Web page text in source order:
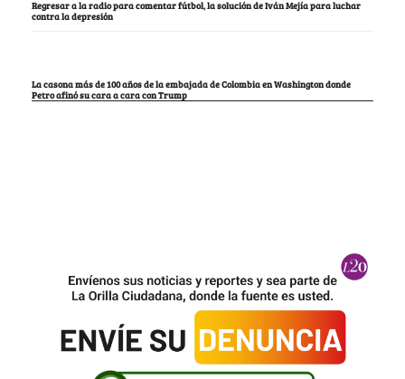
Regresar a la radio para comentar fútbol, la solución de Iván Mejía para luchar
contra la depresión
La casona más de 100 años de la embajada de Colombia en Washington donde
Petro afinó su cara a cara con Trump